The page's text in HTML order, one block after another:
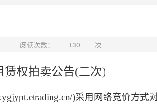
阅读次数： 130 次
赁权拍卖公告(二次)
)采用网络竞价方式